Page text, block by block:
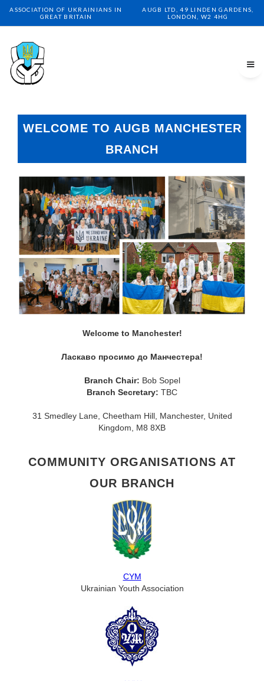
ASSOCIATION OF UKRAINIANS IN
GREAT BRITAIN
AUGB LTD, 49 LINDEN GARDENS,
LONDON, W2 4HG
WELCOME TO AUGB MANCHESTER
BRANCH
Welcome to Manchester!
Ласкаво просимо до Манчестера!
Branch Chair: Bob Sopel
Branch Secretary: TBC
31 Smedley Lane, Cheetham Hill, Manchester, United
Kingdom, M8 8XB
COMMUNITY ORGANISATIONS AT
OUR BRANCH
CYM
Ukrainian Youth Association